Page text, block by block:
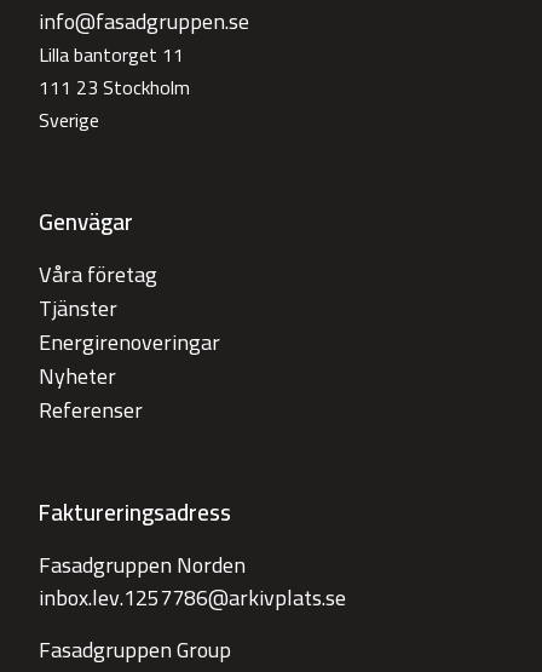
info@fasadgruppen.se
Lilla bantorget 11
111 23 Stockholm
Sverige
Genvägar
Våra företag
Tjänster
Energirenoveringar
Nyheter
Referenser
Faktureringsadress
Fasadgruppen Norden
inbox.lev.1257786@arkivplats.se
Fasadgruppen Group